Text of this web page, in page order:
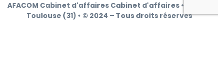
AFACOM Cabinet d'affaires Cabinet d'affaires • RCS de
Toulouse (31) • © 2024 – Tous droits réservés